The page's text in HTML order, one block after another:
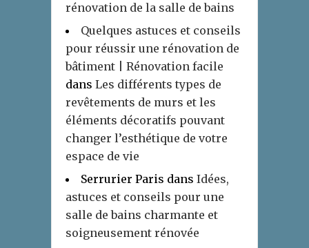
rénovation de la salle de bains
Quelques astuces et conseils
pour réussir une rénovation de
bâtiment | Rénovation facile
dans Les différents types de
revêtements de murs et les
éléments décoratifs pouvant
changer l’esthétique de votre
espace de vie
Serrurier Paris dans Idées,
astuces et conseils pour une
salle de bains charmante et
soigneusement rénovée